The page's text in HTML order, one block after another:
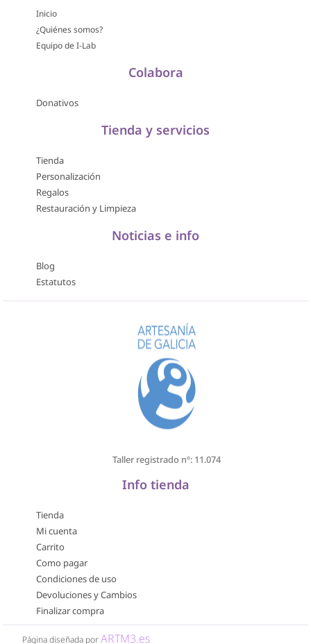
Inicio
¿Quiénes somos?
Equipo de I-Lab
Colabora
Donativos
Tienda y servicios
Tienda
Personalización
Regalos
Restauración y Limpieza
Noticias e info
Blog
Estatutos
Taller registrado nº: 11.074
Info tienda
Tienda
Mi cuenta
Carrito
Como pagar
Condiciones de uso
Devoluciones y Cambios
Finalizar compra
Página diseñada porARTM3.es